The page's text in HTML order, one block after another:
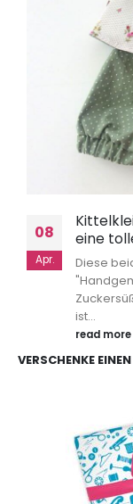
08
Apr.
eine
Diese
ist...
read more
VERSCHENKE